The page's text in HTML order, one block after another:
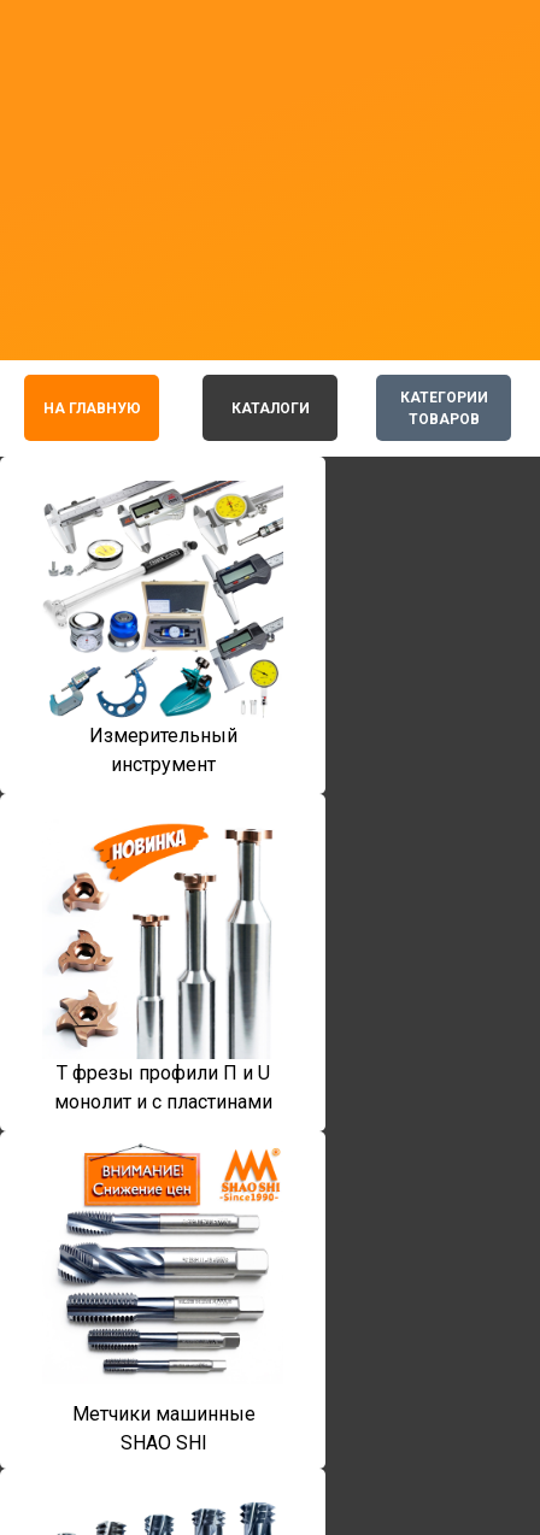
КАТЕГОРИИ
ТОВАРОВ
НА ГЛАВНУЮ КАТАЛОГИ
Измерительный
инструмент
T фрезы профили П и U
монолит и с пластинами
Метчики машинные
SHAO SHI